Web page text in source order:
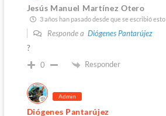
Jesús Manuel Martínez Otero
3 años han pasado desde que se escribió esto
Responde a Diógenes Pantarújez
?
0 Responder
Admin
Diógenes Pantarújez